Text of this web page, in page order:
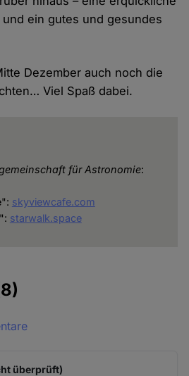
ein gutes und gesundes
Dezember auch noch die
Viel Spaß dabei.
für Astronomie:
skyviewcafe.com
starwalk.space
überprüft)